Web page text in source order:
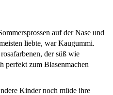
auf der Nase und
liebte, war Kaugummi.
der süß wie
perfekt zum Blasenmachen
Kinder noch müde ihre